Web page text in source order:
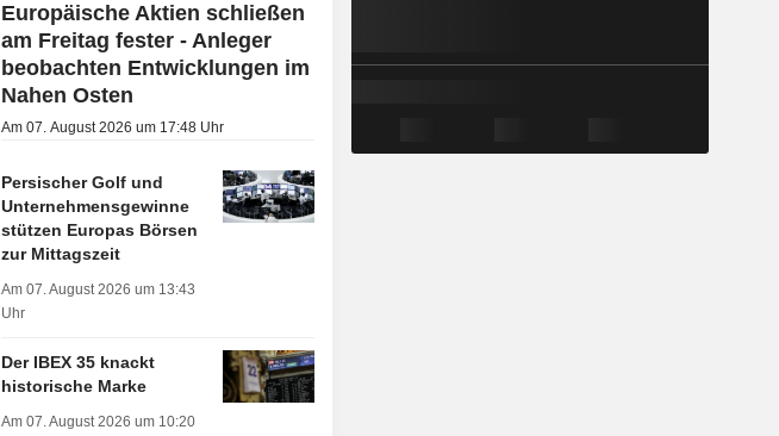
Europäische Aktien schließen
am Freitag fester - Anleger
beobachten Entwicklungen im
Nahen Osten
Am 07. August 2026 um 17:48 Uhr
Persischer Golf und
Unternehmensgewinne
stützen Europas Börsen
zur Mittagszeit
Am 07. August 2026 um 13:43
Uhr
Der IBEX 35 knackt
historische Marke
Am 07. August 2026 um 10:20